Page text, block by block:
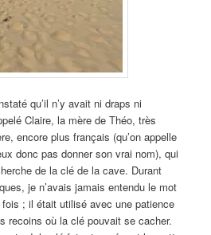
qu’il n’y avait ni draps ni
Claire, la mère de Théo, très
encore plus français (qu’on appelle
donc pas donner son vrai nom), qui
de la clé de la cave. Durant
je n’avais jamais entendu le mot
; il était utilisé avec une patience
recoins où la clé pouvait se cacher.